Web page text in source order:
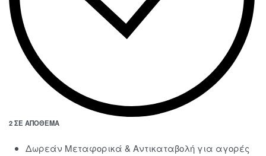
2 ΣΕ ΑΠΌΘΕΜΑ
Δωρεάν Μεταφορικά & Αντικαταβολή για αγορές